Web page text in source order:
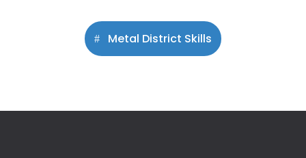
Metal District Skills